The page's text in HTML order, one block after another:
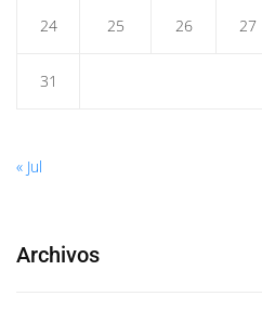
24 25 26 27
31
« Jul
Archivos